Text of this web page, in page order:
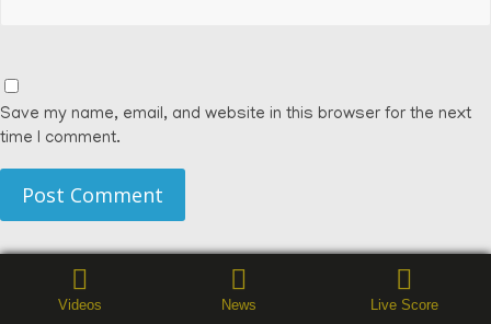
Save my name, email, and website in this browser for the next
time I comment.
Videos News Live Score